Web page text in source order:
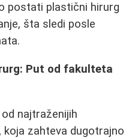
postati plastični hirurg
šta sledi posle
Put od fakulteta
najtraženijih
koja zahteva dugotrajno